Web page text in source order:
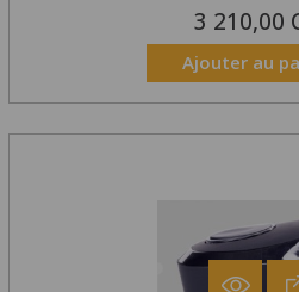
Prix
3 210,00
Ajouter au